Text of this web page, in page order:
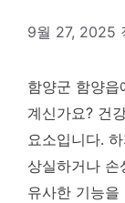
9월 27, 2025
함양군 함양
계신가요? 건
요소입니다.
상실하거나
유사한 기능을